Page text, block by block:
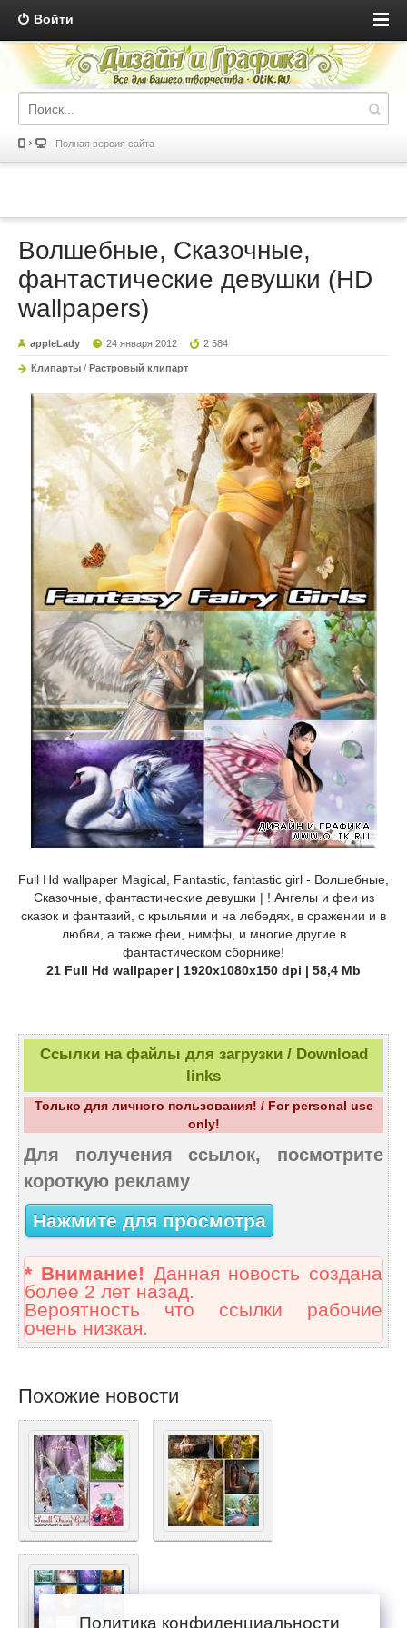
Войти
Полная версия сайта
Волшебные, Сказочные,
фантастические девушки (HD
wallpapers)
appleLady 24 января 2012 2 584
Клипарты / Растровый клипарт
Full Hd wallpaper Magical, Fantastic, fantastic girl - Волшебные,
Сказочные, фантастические девушки | ! Ангелы и феи из
сказок и фантазий, с крыльями и на лебедях, в сражении и в
любви, а также феи, нимфы, и многие другие в
фантастическом сборнике!
21 Full Hd wallpaper | 1920x1080x150 dpi | 58,4 Mb
Ссылки на файлы для загрузки / Download
links
Только для личного пользования! / For personal use
only!
Для получения ссылок, посмотрите
короткую рекламу
Нажмите для просмотра
* Внимание! Данная новость создана
более 2 лет назад.
Вероятность что ссылки рабочие
очень низкая.
Похожие новости
Политика конфиденциальности